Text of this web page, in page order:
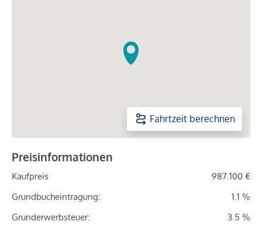
Fahrtzeit berechnen
Preisinformationen
Kaufpreis
987.100 €
Grundbucheintragung:
1.1 %
Grunderwerbsteuer:
3.5 %